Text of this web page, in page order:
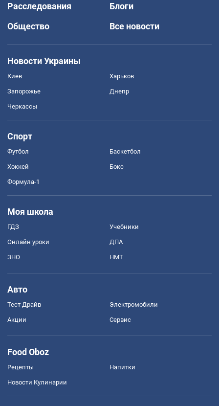
Расследования
Блоги
Общество
Все новости
Новости Украины
Киев Харьков
Запорожье Днепр
Черкассы
Спорт
Футбол Баскетбол
Хоккей Бокс
Формула-1
Моя школа
ГДЗ Учебники
Онлайн уроки ДПА
ЗНО НМТ
Авто
Тест Драйв Электромобили
Акции Сервис
Food Oboz
Рецепты Напитки
Новости Кулинарии